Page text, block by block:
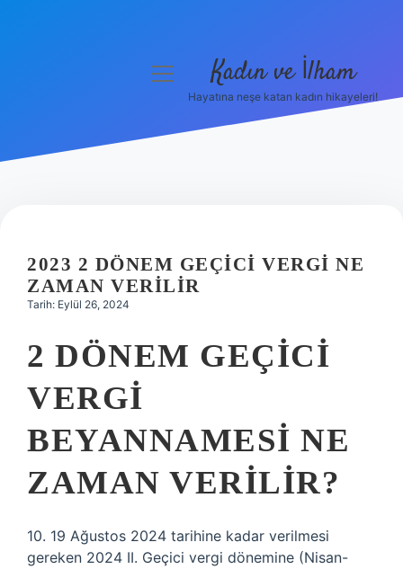
Hakkımızda
menüyü
Kadın ve İlham
Hayatına neşe katan kadın hikayeleri!
2023 2 DÖNEM GEÇICI VERGI NE
ZAMAN VERILIR
Tarih: Eylül 26, 2024
2 DÖNEM GEÇICI
VERGI
BEYANNAMESI NE
ZAMAN VERILIR?
10. 19 Ağustos 2024 tarihine kadar verilmesi
gereken 2024 II. Geçici vergi dönemine (Nisan-